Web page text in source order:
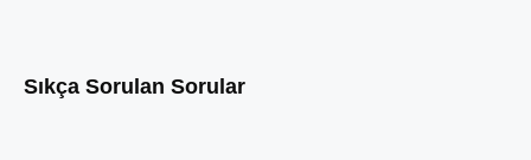
Sıkça Sorulan Sorular